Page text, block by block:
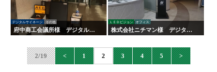
デジタルサイネージ その他
府中商工会議所様 デジタルサ
イネージ
ＬＥＤビジョン オフィス
株式会社ニチマン様 デジタル
サイネージ
2/19 < 1 2 3 4 5 >